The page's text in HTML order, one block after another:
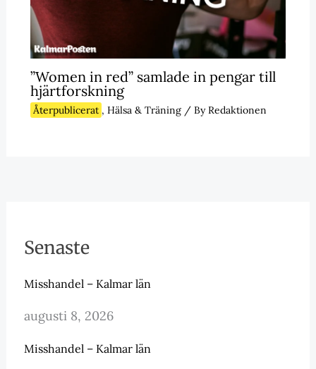
”Women in red” samlade in pengar till
hjärtforskning
Återpublicerat , Hälsa & Träning/ ByRedaktionen
Senaste
Misshandel – Kalmar län
augusti 8, 2026
Misshandel – Kalmar län